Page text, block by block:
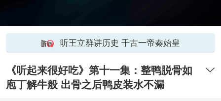
听王立群讲历史 千古一帝秦始皇
《听起来很好吃》第十一集：整鸭脱骨如
庖丁解牛般 出骨之后鸭皮装水不漏